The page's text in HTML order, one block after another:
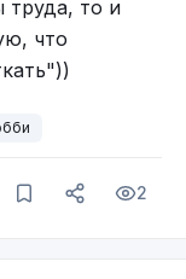
труда, то и
что
2